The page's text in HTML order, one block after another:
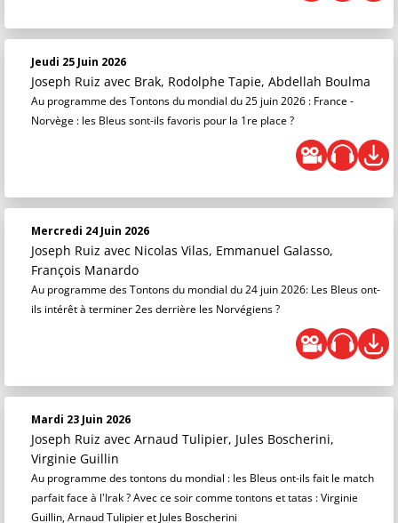
Jeudi 25 Juin 2026
Joseph Ruiz avec Brak, Rodolphe Tapie, Abdellah Boulma
Au programme des Tontons du mondial du 25 juin 2026 : France -
Norvège : les Bleus sont-ils favoris pour la 1re place ?
Mercredi 24 Juin 2026
Joseph Ruiz avec Nicolas Vilas, Emmanuel Galasso,
François Manardo
Au programme des Tontons du mondial du 24 juin 2026: Les Bleus ont-
ils intérêt à terminer 2es derrière les Norvégiens ?
Mardi 23 Juin 2026
Joseph Ruiz avec Arnaud Tulipier, Jules Boscherini,
Virginie Guillin
Au programme des tontons du mondial : les Bleus ont-ils fait le match
parfait face à l'Irak ? Avec ce soir comme tontons et tatas : Virginie
Guillin, Arnaud Tulipier et Jules Boscherini